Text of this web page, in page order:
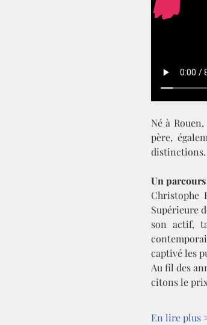
Né à
père,
distinctions.
Un
Christophe
Supérieure
son actif,
captivé les
Au fil des
citons le
En lire plus